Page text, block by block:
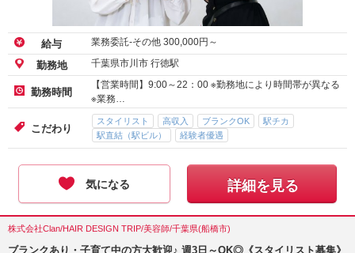
給与 業務委託-その他 300,000円～
勤務地 千葉県市川市 行徳駅
勤務時間
【営業時間】9:00～22：00 ※勤務地により時間帯が異なる
※業務…
こだわり
スタイリスト 高収入 ブランクOK
駅チカ
駅直結（駅ビル）
経験者優遇
気になる 詳細を見る
株式会社Clan/HAIR DESIGN TRIP/美容師/千葉県(船橋市)
ブランクあり・子育て中の方大歓迎♪ 週3日～OK◎《スタイリスト募集》